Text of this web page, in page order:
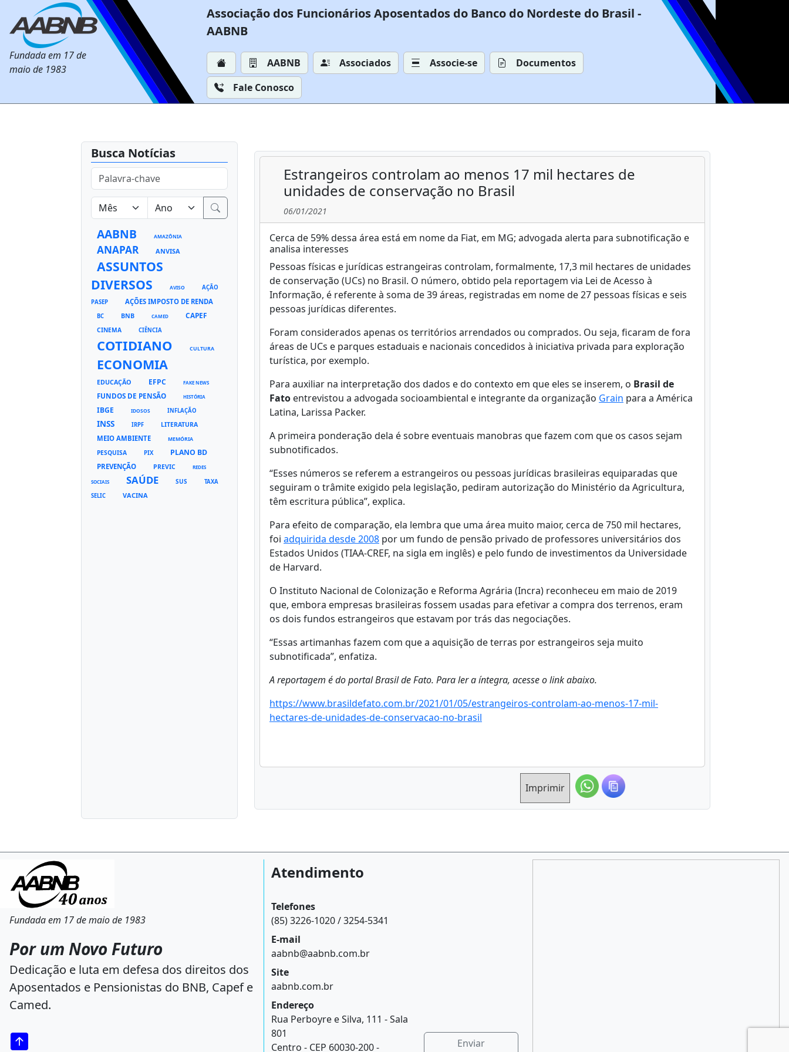
Fundada em 17 de
maio de 1983
Associação dos Funcionários Aposentados do Banco do Nordeste do Brasil -
AABNB
AABNB Associados Associe-se
Documentos
Fale Conosco
Busca Notícias
AABNB AMAZÔNIA
ANAPAR ANVISA
ASSUNTOS
DIVERSOS
AVISO
AÇÃO
PASEP
AÇÕES IMPOSTO DE RENDA
BC BNB CAMED CAPEF
CINEMA CIÊNCIA
COTIDIANO CULTURA
ECONOMIA
EDUCAÇÃO EFPC FAKE NEWS
FUNDOS DE PENSÃO HISTÓRIA
IBGE IDOSOS INFLAÇÃO
INSS IRPF LITERATURA
MEIO AMBIENTE MEMÓRIA
PESQUISA PIX PLANO BD
PREVENÇÃO PREVIC REDES
SOCIAIS SAÚDE SUS
TAXA
SELIC
VACINA
Estrangeiros controlam ao menos 17 mil hectares de
unidades de conservação no Brasil
06/01/2021
Cerca de 59% dessa área está em nome da Fiat, em MG; advogada alerta para subnotificação e
analisa interesses
Pessoas físicas e jurídicas estrangeiras controlam, formalmente, 17,3 mil hectares de unidades
de conservação (UCs) no Brasil. O número, obtido pela reportagem via Lei de Acesso à
Informação, é referente à soma de 39 áreas, registradas em nome de 27 pessoas físicas e seis
pessoas jurídicas diferentes.
Foram considerados apenas os territórios arrendados ou comprados. Ou seja, ficaram de fora
áreas de UCs e parques estaduais e nacionais concedidos à iniciativa privada para exploração
turística, por exemplo.
Para auxiliar na interpretação dos dados e do contexto em que eles se inserem, o Brasil de
Fato entrevistou a advogada socioambiental e integrante da organização Grain para a América
Latina, Larissa Packer.
A primeira ponderação dela é sobre eventuais manobras que fazem com que os casos sejam
subnotificados.
“Esses números se referem a estrangeiros ou pessoas jurídicas brasileiras equiparadas que
seguiram o trâmite exigido pela legislação, pediram autorização do Ministério da Agricultura,
têm escritura pública”, explica.
Para efeito de comparação, ela lembra que uma área muito maior, cerca de 750 mil hectares,
foi adquirida desde 2008 por um fundo de pensão privado de professores universitários dos
Estados Unidos (TIAA-CREF, na sigla em inglês) e pelo fundo de investimentos da Universidade
de Harvard.
O Instituto Nacional de Colonização e Reforma Agrária (Incra) reconheceu em maio de 2019
que, embora empresas brasileiras fossem usadas para efetivar a compra dos terrenos, eram
os dois fundos estrangeiros que estavam por trás das negociações.
“Essas artimanhas fazem com que a aquisição de terras por estrangeiros seja muito
subnotificada”, enfatiza.
A reportagem é do portal Brasil de Fato. Para ler a íntegra, acesse o link abaixo.
https://www.brasildefato.com.br/2021/01/05/estrangeiros-controlam-ao-menos-17-mil-
hectares-de-unidades-de-conservacao-no-brasil
Imprimir
Fundada em 17 de maio de 1983
Por um Novo Futuro
Dedicação e luta em defesa dos direitos dos
Aposentados e Pensionistas do BNB, Capef e
Camed.
Atendimento
Telefones
(85) 3226-1020 / 3254-5341
E-mail
aabnb@aabnb.com.br
Site
aabnb.com.br
Endereço
Rua Perboyre e Silva, 111 - Sala
801
Centro - CEP 60030-200 -
Enviar